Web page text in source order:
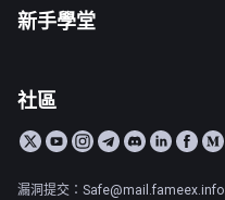
新手學堂
社區
漏洞提交：Safe@mail.fameex.info